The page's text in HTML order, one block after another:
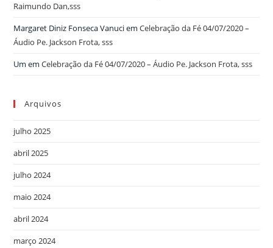
Raimundo Dan,sss
Margaret Diniz Fonseca VanuciemCelebração da Fé 04/07/2020 –
Áudio Pe. Jackson Frota, sss
Um emCelebração da Fé 04/07/2020 – Áudio Pe. Jackson Frota, sss
Arquivos
julho 2025
abril 2025
julho 2024
maio 2024
abril 2024
março 2024